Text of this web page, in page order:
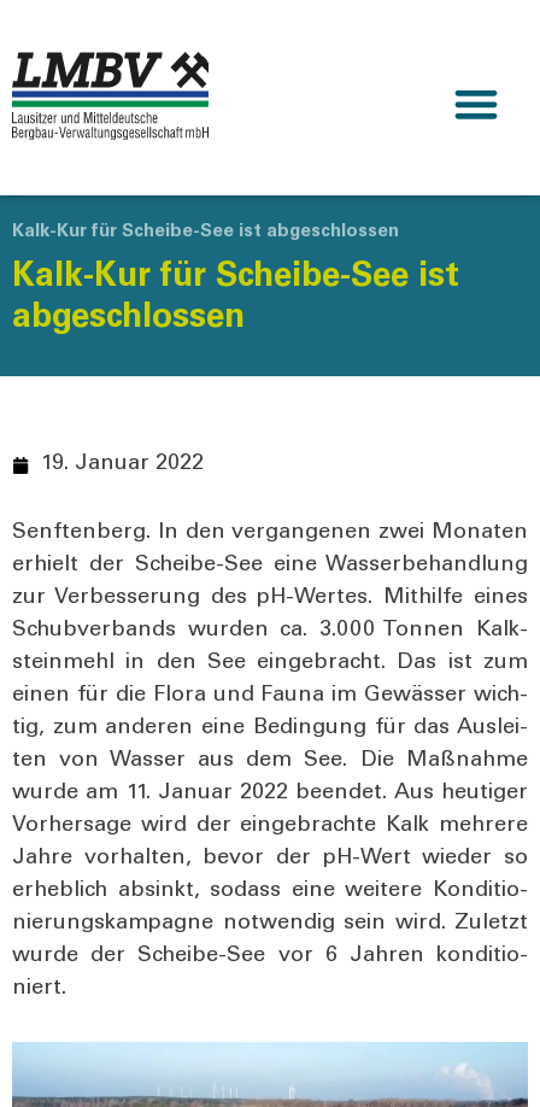
Kalk-Kur für Scheibe-See ist abgeschlossen
Kalk-Kur für Scheibe-See ist
abgeschlossen
19. Januar 2022
Senf­ten­berg. In den ver­gan­ge­nen zwei Mona­ten
erhielt der Schei­be-See eine Was­ser­be­hand­lung
zur Ver­bes­se­rung des pH-Wer­tes. Mit­hil­fe eines
Schub­ver­bands wur­den ca. 3.000 Ton­nen Kalk­
stein­mehl in den See ein­ge­bracht. Das ist zum
einen für die Flo­ra und Fau­na im Gewäs­ser wich­
tig, zum ande­ren eine Bedin­gung für das Aus­lei­
ten von Was­ser aus dem See. Die Maß­nah­me
wur­de am 11. Janu­ar 2022 been­det. Aus heu­ti­ger
Vor­her­sa­ge wird der ein­ge­brach­te Kalk meh­re­re
Jah­re vor­hal­ten, bevor der pH-Wert wie­der so
erheb­lich absinkt, sodass eine wei­te­re Kon­di­tio­
nie­rungs­kam­pa­gne not­wen­dig sein wird. Zuletzt
wur­de der Schei­be-See vor 6 Jah­ren kon­di­tio­
niert.